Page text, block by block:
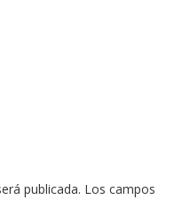
publicada. Los campos